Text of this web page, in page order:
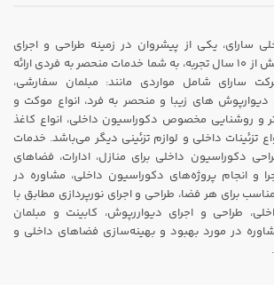
سارای، یکی از پیشروان در زمینه طراحی و اجرای
دکوراسیون داخلی با بیش از ۱۰ سال تجربه، به شما خدمات منحصر به فردی ارائه
سارای شامل مواردی مانند: مبلمان سفارشی،
دیوارپوش های زیبا و منحصر به فرد، انواع موکت و
و روشنایی مخصوص دکوراسیون داخلی، انواع کاغذ
تزئینات داخلی و لوازم تزئینی دیگر می‌باشد. خدمات
دکوراسیون داخلی برای منازل، ادارات، فضاهای
و انجام پروژه‌های دکوراسیون داخلی، مشاوره در
برای هر فضا، طراحی و اجرای نورپردازی مطابق با
طراحی و اجرای دیواررپوش، کابینت و مبلمان
در مورد بهبود و بهینه‌سازی فضاهای داخلی و